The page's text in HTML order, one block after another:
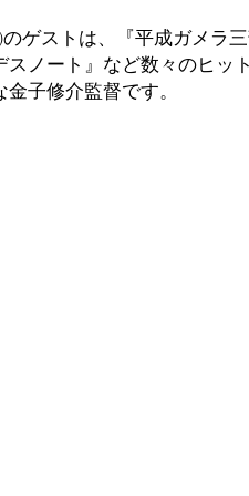
ゲストは、『平成ガメラ
スノート』など数々のヒッ
子修介監督です。